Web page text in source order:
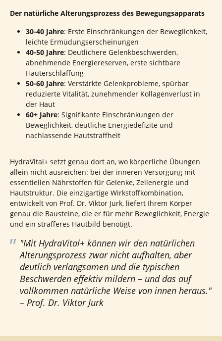
Der natürliche Alterungsprozess des Bewegungsapparats
30-40 Jahre: Erste Einschränkungen der Beweglichkeit,
leichte Ermüdungserscheinungen
40-50 Jahre: Deutlichere Gelenkbeschwerden,
abnehmende Energiereserven, erste sichtbare
Hauterschlaffung
50-60 Jahre: Verstärkte Gelenkprobleme, spürbar
reduzierte Vitalität, zunehmender Kollagenverlust in
der Haut
60+ Jahre: Signifikante Einschränkungen der
Beweglichkeit, deutliche Energiedefizite und
nachlassende Hautstraffheit
HydraVital+ setzt genau dort an, wo körperliche Übungen
allein nicht ausreichen: bei der inneren Versorgung mit
essentiellen Nährstoffen für Gelenke, Zellenergie und
Hautstruktur. Die einzigartige Wirkstoffkombination,
entwickelt von Prof. Dr. Viktor Jurk, liefert Ihrem Körper
genau die Bausteine, die er für mehr Beweglichkeit, Energie
und ein strafferes Hautbild benötigt.
"Mit HydraVital+ können wir den natürlichen
Alterungsprozess zwar nicht aufhalten, aber
deutlich verlangsamen und die typischen
Beschwerden effektiv mildern – und das auf
vollkommen natürliche Weise von innen heraus."
– Prof. Dr. Viktor Jurk